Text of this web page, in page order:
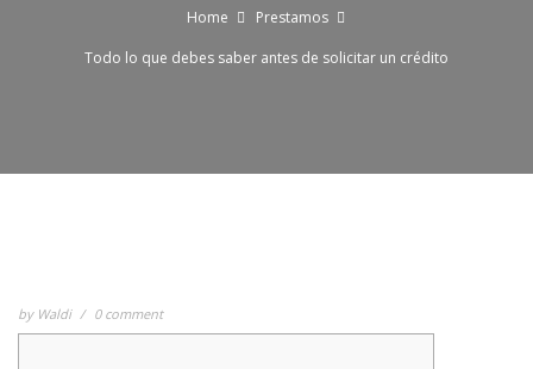
Home
Prestamos
Todo lo que debes saber antes de solicitar un crédito
by Waldi 0 comment